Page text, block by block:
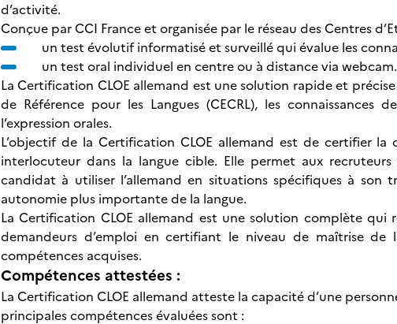
d’activité.
Conçue par CCI France et organisée par le réseau des Centres
un test évolutif informatisé et surveillé qui évalue les
un test oral individuel en centre ou à distance via webcam.
La Certification CLOE allemand est une solution rapide et
de Référence pour les Langues (CECRL), les
l’expression orales.
L’objectif de la Certification CLOE allemand est de certifier
interlocuteur dans la langue cible. Elle permet aux
candidat à utiliser l’allemand en situations spécifiques à
autonomie plus importante de la langue.
La Certification CLOE allemand est une solution complète qui
demandeurs d’emploi en certifiant le niveau de maîtrise
compétences acquises.
Compétences attestées :
La Certification CLOE allemand atteste la capacité d’une
principales compétences évaluées sont :